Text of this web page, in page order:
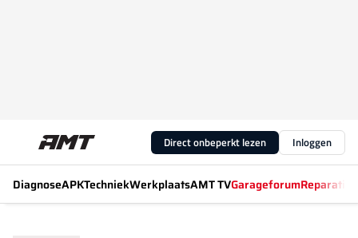
Direct onbeperkt lezen Inloggen
DiagnoseAPKTechniekWerkplaatsAMT TVGarageforum